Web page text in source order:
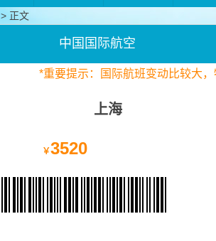
> 正文
中国国际航空
*重要提示：国际航班变动比较大，
上海
￥3520